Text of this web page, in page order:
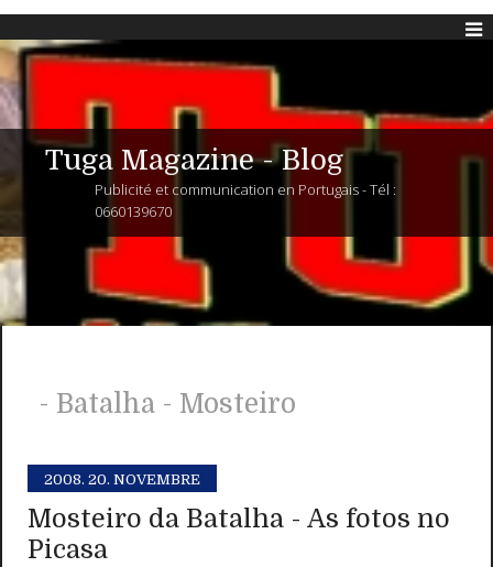
Tuga Magazine - Blog
Publicité et communication en Portugais - Tél :
0660139670
- Batalha - Mosteiro
2008. 20. NOVEMBRE
Mosteiro da Batalha - As fotos no
Picasa